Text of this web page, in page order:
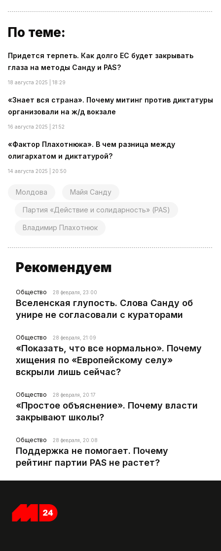
По теме:
Придется терпеть. Как долго ЕС будет закрывать
глаза на методы Санду и PAS?
18 августа 2025 | 18:29
«Знает вся страна». Почему митинг против диктатуры
организовали на ж/д вокзале
16 августа 2025 | 21:52
«Фактор Плахотнюка». В чем разница между
олигархатом и диктатурой?
14 августа 2025 | 20:50
Молдова Майя Санду
Партия «Действие и солидарность» (PAS)
Владимир Плахотнюк
Рекомендуем
Общество 28 февраля, 23:00
Вселенская глупость. Слова Санду об
унире не согласовали с кураторами
Общество 28 февраля, 21:09
«Показать, что все нормально». Почему
хищения по «Европейскому селу»
вскрыли лишь сейчас?
Общество 28 февраля, 20:17
«Простое объяснение». Почему власти
закрывают школы?
Общество 28 февраля, 20:08
Поддержка не помогает. Почему
рейтинг партии PAS не растет?